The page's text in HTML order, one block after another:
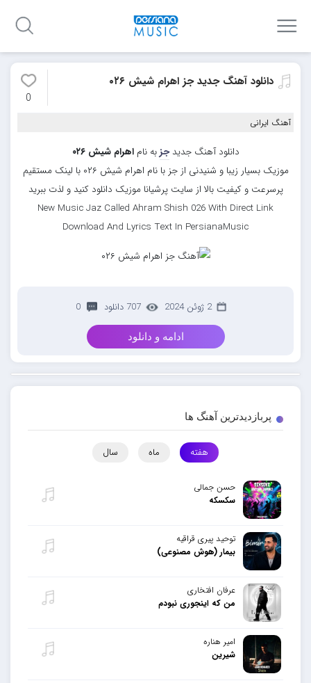
دانلود آهنگ جدید جز اهرام شیش ۰۲۶
0
آهنگ ایرانی
دانلود آهنگ جدیدجزبه ناماهرام شیش ۰۲۶
موزیک بسیار زیبا و شنیدنی از جز با نام اهرام شیش ۰۲۶ با لینک مستقیم
پرسرعت و کیفیت بالا از سایت پرشیانا موزیک دانلود کنید و لذت ببرید
New Music Jaz Called Ahram Shish 026 With Direct Link
Download And Lyrics Text In PersianaMusic
2 ژوئن 2024 707 دانلود 0
ادامه و دانلود
پربازدیدترین آهنگ ها
هفته ماه سال
حسن جمالی
سکسکه
توحید پیری قراقیه
بیمار (هوش مصنوعی)
عرفان افتخاری
من که اینجوری نبودم
امیر هناره
شیرین